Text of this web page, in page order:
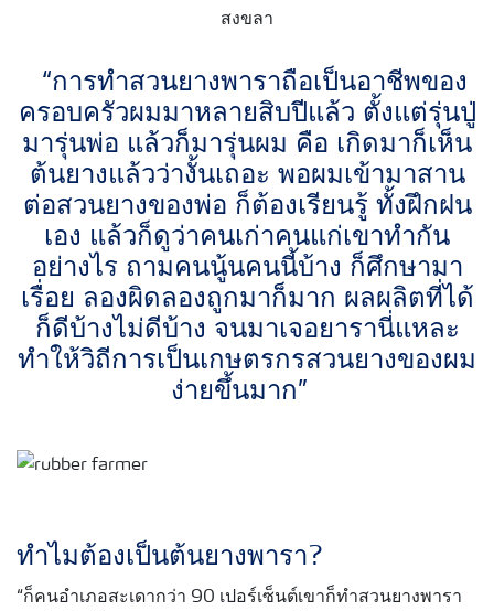
สงขลา
“การทำสวนยางพาราถือเป็นอาชีพของ
ครอบครัวผมมาหลายสิบปีแล้ว ตั้งแต่รุ่นปู่
มารุ่นพ่อ แล้วก็มารุ่นผม คือ เกิดมาก็เห็น
ต้นยางแล้วว่างั้นเถอะ พอผมเข้ามาสาน
ต่อสวนยางของพ่อ ก็ต้องเรียนรู้ ทั้งฝึกฝน
เอง แล้วก็ดูว่าคนเก่าคนแก่เขาทำกัน
อย่างไร ถามคนนู้นคนนี้บ้าง ก็ศึกษามา
เรื่อย ลองผิดลองถูกมาก็มาก ผลผลิตที่ได้
ก็ดีบ้างไม่ดีบ้าง จนมาเจอยารานี่แหละ
ทำให้วิถีการเป็นเกษตรกรสวนยางของผม
ง่ายขึ้นมาก”
ทำไมต้องเป็นต้นยางพารา?
“ก็คนอำเภอสะเดากว่า 90 เปอร์เซ็นต์เขาก็ทำสวนยางพารา